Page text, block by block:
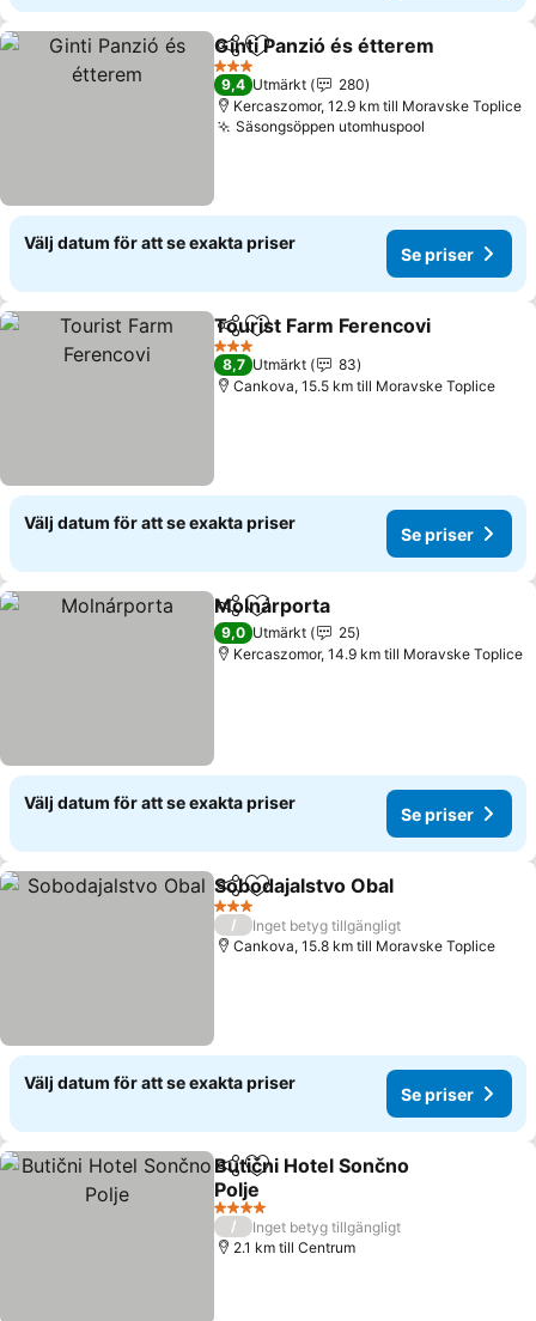
Dela Lägg till i Mina Favoriter
Ginti Panzió és étterem
3 Stjärnor
9,4 Utmärkt
280
Kercaszomor, 12.9 km till Moravske Toplice
Säsongsöppen utomhuspool
Välj datum för att se exakta priser
Se priser
Dela Lägg till i Mina Favoriter
Tourist Farm Ferencovi
3 Stjärnor
8,7 Utmärkt
83
Cankova, 15.5 km till Moravske Toplice
Välj datum för att se exakta priser
Se priser
Dela Lägg till i Mina Favoriter
Molnárporta
9,0 Utmärkt
25
Kercaszomor, 14.9 km till Moravske Toplice
Välj datum för att se exakta priser
Se priser
Dela Lägg till i Mina Favoriter
Sobodajalstvo Obal
3 Stjärnor
/
Inget betyg tillgängligt
Cankova, 15.8 km till Moravske Toplice
Välj datum för att se exakta priser
Se priser
Dela Lägg till i Mina Favoriter
Butični Hotel Sončno
Polje
Se priser
4 Stjärnor
/
Inget betyg tillgängligt
2.1 km till Centrum